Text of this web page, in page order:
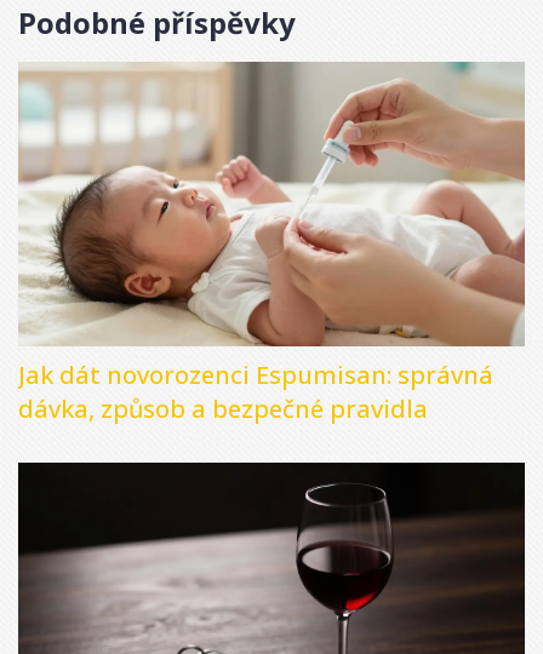
Podobné příspěvky
Jak dát novorozenci Espumisan: správná
dávka, způsob a bezpečné pravidla